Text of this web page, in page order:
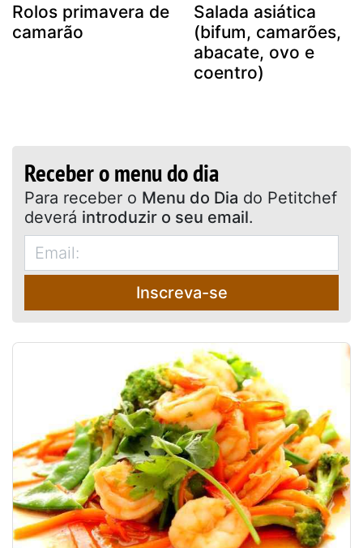
Rolos primavera de
camarão
Salada asiática
(bifum, camarões,
abacate, ovo e
coentro)
Receber o menu do dia
Para receber o Menu do Dia do Petitchef
deverá introduzir o seu email.
Inscreva-se